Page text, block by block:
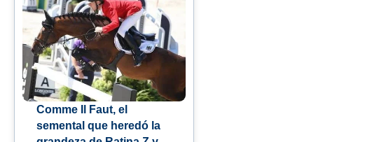
Comme Il Faut, el
semental que heredó la